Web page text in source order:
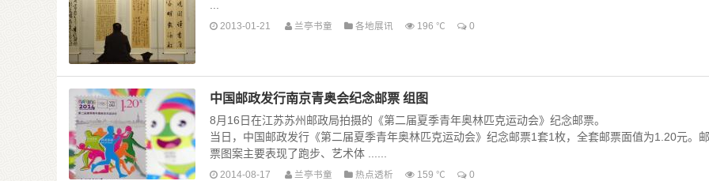
2013-01-21 兰亭书童 各地展讯 196 ℃ 0
中国邮政发行南京青奥会纪念邮票 组图
8月16日在江苏苏州邮政局拍摄的《第二届夏季青年奥林匹克运动会》纪念邮票。
当日，中国邮政发行《第二届夏季青年奥林匹克运动会》纪念邮票1套1枚，全套邮票面值为1.20元。邮
票图案主要表现了跑步、艺术体 ......
2014-08-17 兰亭书童 热点透析 159 ℃ 0